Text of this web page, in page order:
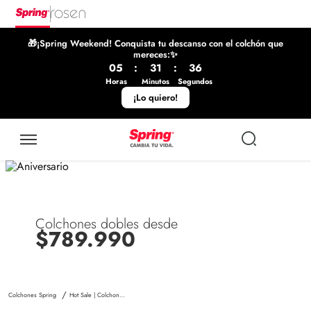
🎁¡Spring Weekend! Conquista tu descanso con el colchón que
mereces:✨
05
Horas
: 31
Minutos
: 36
Segundos
¡Lo quiero!
Colchones dobles desde
$789.990
Hot Sale | Colchones Spring